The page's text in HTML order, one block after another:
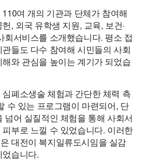
여 개의 기관과 단체가 참여해
, 외국 유학생 지원, 교육, 보건·
회서비스를 소개했습니다. 평소 접
들도 다수 참여해 시민들의 사회
와 관심을 높이는 계기가 되었습
폐소생술 체험과 간단한 체력 측
수 있는 프로그램이 마련되어, 단
넘어 실질적인 체험을 통해 사회서
부로 느낄 수 있었습니다. 이러한
대전이 복지일류도시임을 실감
습니다.